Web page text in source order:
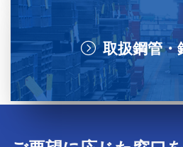
取扱鋼管・